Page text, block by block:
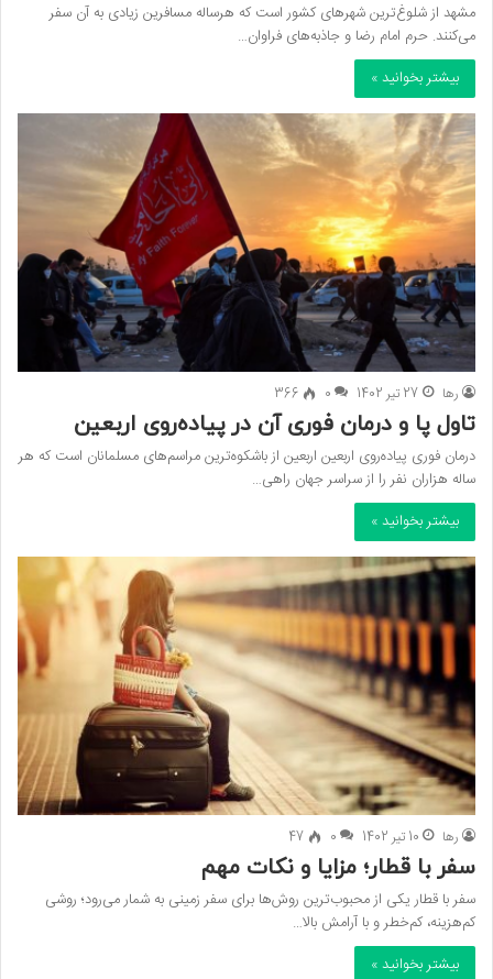
مشهد از شلوغ‌ترین شهرهای کشور است که هرساله مسافرین زیادی به آن سفر
می‌کنند. حرم امام رضا و جاذبه‌های فراوان…
بیشتر بخوانید »
رها 27 تیر 1402 0
366
تاول پا و درمان فوری آن در پیاده‌روی اربعین
درمان فوری پیاده‌روی اربعین اربعین از باشکوه‌ترین مراسم‌های مسلمانان است که هر
ساله هزاران نفر را از سراسر جهان راهی…
بیشتر بخوانید »
رها 10 تیر 1402 0
47
سفر با قطار؛ مزایا و نکات مهم
سفر با قطار یکی از محبوب‌ترین روش‌ها برای سفر زمینی به شمار می‌رود؛ روشی
کم‌هزینه، کم‌خطر و با آرامش بالا…
بیشتر بخوانید »